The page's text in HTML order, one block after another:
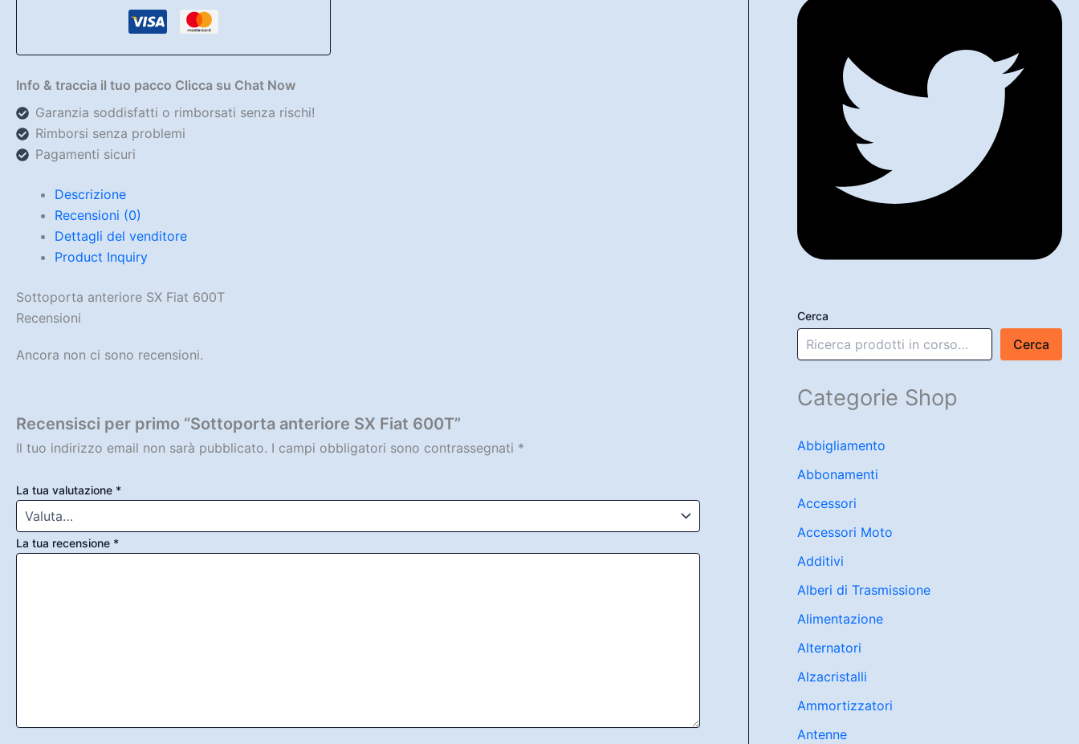
Info & traccia il tuo pacco Clicca su Chat Now
Garanzia soddisfatti o rimborsati senza rischi!
Rimborsi senza problemi
Pagamenti sicuri
Descrizione
Recensioni (0)
Dettagli del venditore
Product Inquiry
Sottoporta anteriore SX Fiat 600T
Recensioni
Ancora non ci sono recensioni.
Recensisci per primo “Sottoporta anteriore SX Fiat 600T”
Il tuo indirizzo email non sarà pubblicato. I campi obbligatori sono contrassegnati *
La tua valutazione *
La tua recensione *
Cerca
Cerca
Categorie Shop
Abbigliamento
Abbonamenti
Accessori
Accessori Moto
Additivi
Alberi di Trasmissione
Alimentazione
Alternatori
Alzacristalli
Ammortizzatori
Antenne